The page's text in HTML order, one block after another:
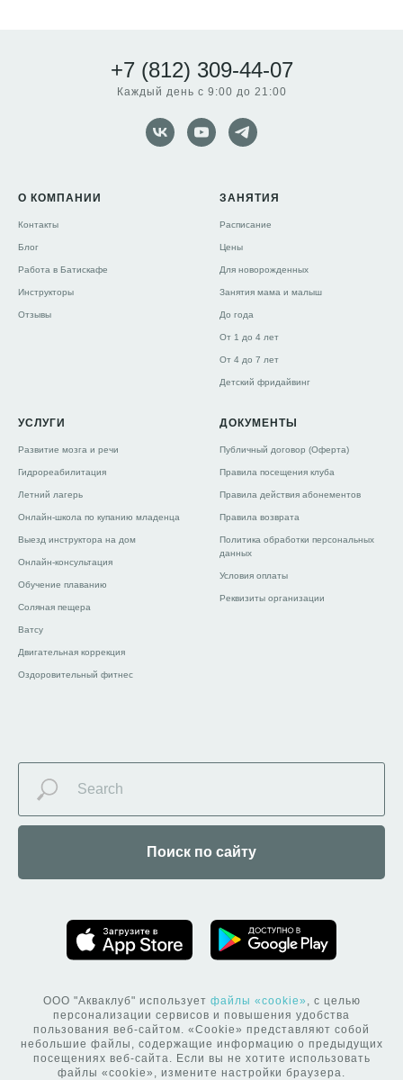
+7 (812) 309-44-07
Каждый день с 9:00 до 21:00
О КОМПАНИИ
Контакты
Блог
Работа в Батискафе
Инструкторы
Отзывы
ЗАНЯТИЯ
Расписание
Цены
Для новорожденных
Занятия мама и малыш
До года
От 1 до 4 лет
От 4 до 7 лет
Детский фридайвинг
УСЛУГИ
Развитие мозга и речи
Гидрореабилитация
Летний лагерь
Онлайн-школа по купанию младенца
Выезд инструктора на дом
Онлайн-консультация
Обучение плаванию
Соляная пещера
Ватсу
Двигательная коррекция
Оздоровительный фитнес
ДОКУМЕНТЫ
Публичный договор (Оферта)
Правила посещения клуба
Правила действия абонементов
Правила возврата
Политика обработки персональных
данных
Условия оплаты
Реквизиты организации
Поиск по сайту
ООО "Акваклуб" использует файлы «cookie» , с целью
персонализации сервисов и повышения удобства
пользования веб-сайтом. «Cookie» представляют собой
небольшие файлы, содержащие информацию о предыдущих
посещениях веб-сайта. Если вы не хотите использовать
файлы «cookie», измените настройки браузера.